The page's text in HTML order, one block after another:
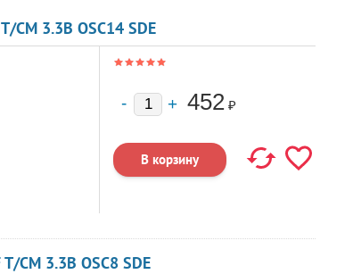
3.3В OSC14 SDE
452 ₽
CM 3.3В OSC8 SDE